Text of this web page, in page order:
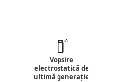
Vopsire
electrostatică de
ultimă generație